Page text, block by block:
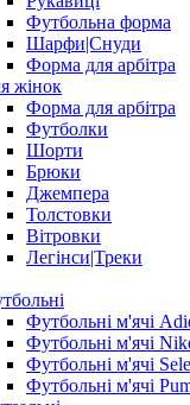
Футбольна форма
Шарфи|Снуди
Форма для арбітра
жінок
Форма для арбітра
Футболки
Шорти
Брюки
Джемпера
Толстовки
Вітровки
Легінси|Треки
Футбольні м'ячі
Футбольні м'ячі
Футбольні м'ячі
Футбольні м'ячі